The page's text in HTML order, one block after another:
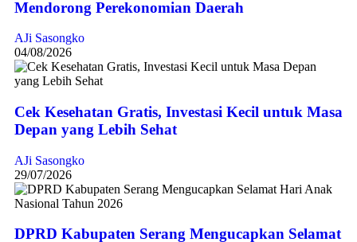
Mendorong Perekonomian Daerah
AJi Sasongko
04/08/2026
Cek Kesehatan Gratis, Investasi Kecil untuk Masa
Depan yang Lebih Sehat
AJi Sasongko
29/07/2026
DPRD Kabupaten Serang Mengucapkan Selamat